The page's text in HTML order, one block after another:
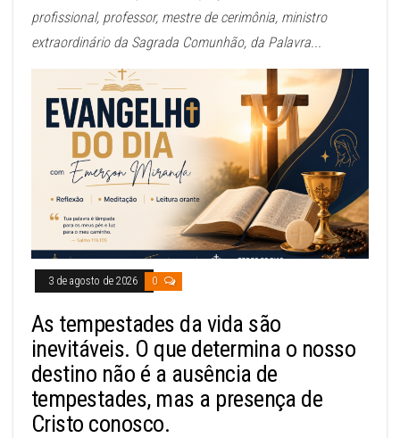
profissional, professor, mestre de cerimônia, ministro
extraordinário da Sagrada Comunhão, da Palavra...
3 de agosto de 2026 0
As tempestades da vida são
inevitáveis. O que determina o nosso
destino não é a ausência de
tempestades, mas a presença de
Cristo conosco.